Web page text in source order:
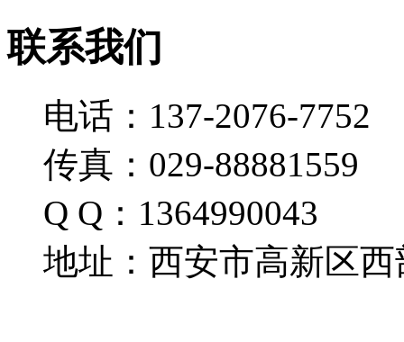
联系我们
电话：137-2076-7752
传真：029-88881559
Q Q：1364990043
地址：西安市高新区西